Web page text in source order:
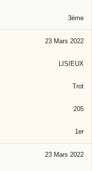
3éme
23 Mars 2022
LISIEUX
Trot
205
1er
23 Mars 2022